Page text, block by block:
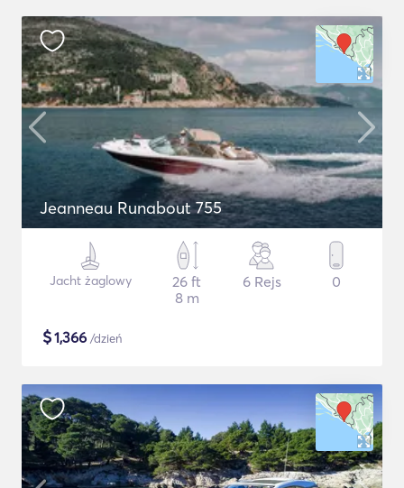
Jeanneau Runabout 755
Jacht żaglowy
26 ft
8 m
6 Rejs 0
$1,366 /dzień